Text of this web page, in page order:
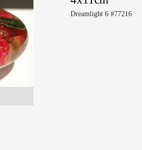
Dreamlight 6 #77216